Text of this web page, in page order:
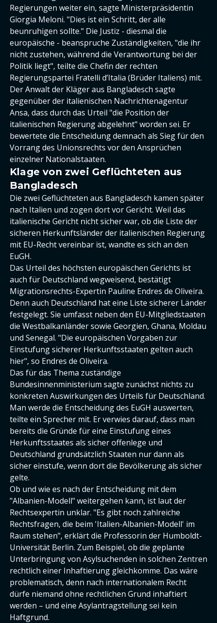
Regierungen weiter ein, sagte Ministerpräsidentin
Giorgia Meloni. "Dies ist ein Schritt, der alle
beunruhigen sollte." Die Justiz - diesmal die
europäische - beanspruche Zuständigkeiten, "die ihr
nicht zustehen, während die Verantwortung bei der
Politik liegt", teilte die Chefin der rechten
Regierungspartei Fratelli d’Italia (Brüder Italiens) mit.
Der Anwalt der Kläger aus Bangladesch sagte
gegenüber der italienischen Nachrichtenagentur
Ansa, dass durch das Urteil "die Position der
italienischen Regierung abgelehnt" worden sei. Er
bewertete die Entscheidung demnach als Sieg für den
Vorrang des Unionsrechts vor den Ansprüchen
einzelner Nationalstaaten.
Klage von zwei Geflüchteten aus
Bangladesch
Die zwei Geflüchteten aus Bangladesch kamen später
nach Italien und zogen dort vor Gericht. Weil das
italienische Gericht nicht sicher war, ob die Liste der
sicheren Herkunftsländer der italienischen Regierung
mit EU-Recht vereinbar ist, wandte es sich an den
EuGH.
Das Urteil des höchsten europäischen Gerichts ist
auch für Deutschland wegweisend, bestätigt
Migrationsrechts-Expertin Pauline Endres de Oliveira.
Denn auch Deutschland hat eine Liste sicherer Länder
festgelegt. Sie umfasst neben den EU-Mitgliedstaaten
die Westbalkanländer sowie Georgien, Ghana, Moldau
und Senegal. "Die europäischen Vorgaben zur
Einstufung sicherer Herkunftsstaaten gelten auch
hier", so Endres de Oliveira.
Das für das Thema zuständige
Bundesinnenministerium sagte zunächst nichts zu
konkreten Auswirkungen des Urteils für Deutschland.
Man werde die Entscheidung des EuGH auswerten,
teilte ein Sprecher mit. Er verwies darauf, dass man
bereits die Gründe für eine Einstufung eines
Herkunftsstaates als sicher offenlege und
Deutschland grundsätzlich Staaten nur dann als
sicher einstufe, wenn dort die Bevölkerung als sicher
gelte.
Ob und wie es nach der Entscheidung mit dem
"Albanien-Modell" weitergehen kann, ist laut der
Rechtsexpertin unklar. "Es gibt noch zahlreiche
Rechtsfragen, die beim 'Italien-Albanien-Modell' im
Raum stehen", erklärt die Professorin der Humboldt-
Universität Berlin. Zum Beispiel, ob die geplante
Unterbringung von Asylsuchenden in solchen Zentren
rechtlich einer Inhaftierung gleichkomme. Das wäre
problematisch, denn nach internationalem Recht
dürfe niemand ohne rechtlichen Grund inhaftiert
werden – und eine Asylantragstellung sei kein
Haftgrund.